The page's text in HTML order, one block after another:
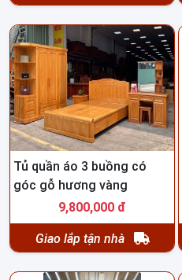
Tủ quần áo 3 buồng có
góc gỗ hương vàng
HNTA1309,800,000 đ
Giao lắp tận nhà